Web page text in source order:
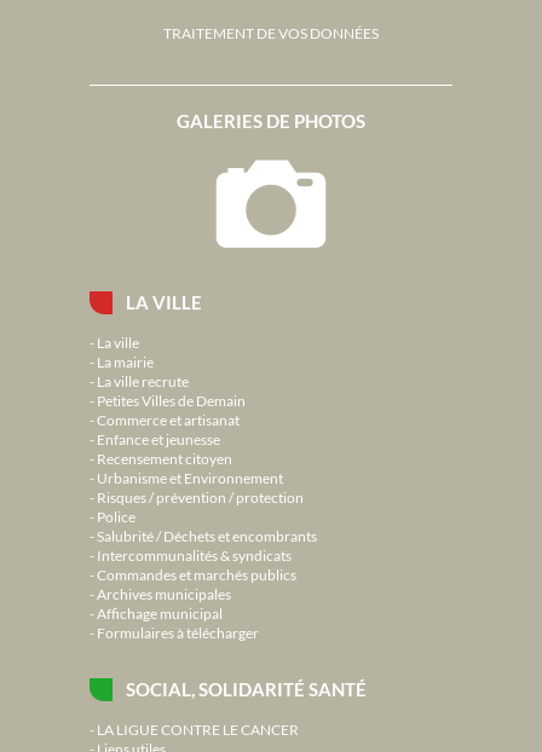
LA VILLE
La ville
La mairie
La ville recrute
Petites Villes de Demain
Commerce et artisanat
Enfance et jeunesse
Recensement citoyen
Urbanisme et Environnement
Risques / prévention / protection
Police
Salubrité / Déchets et encombrants
Intercommunalités & syndicats
Commandes et marchés publics
Archives municipales
Affichage municipal
Formulaires à télécharger
SOCIAL, SOLIDARITÉ SANTÉ
LA LIGUE CONTRE LE CANCER
Liens utiles
GALERIES DE PHOTOS
TRAITEMENT DE VOS DONNÉES